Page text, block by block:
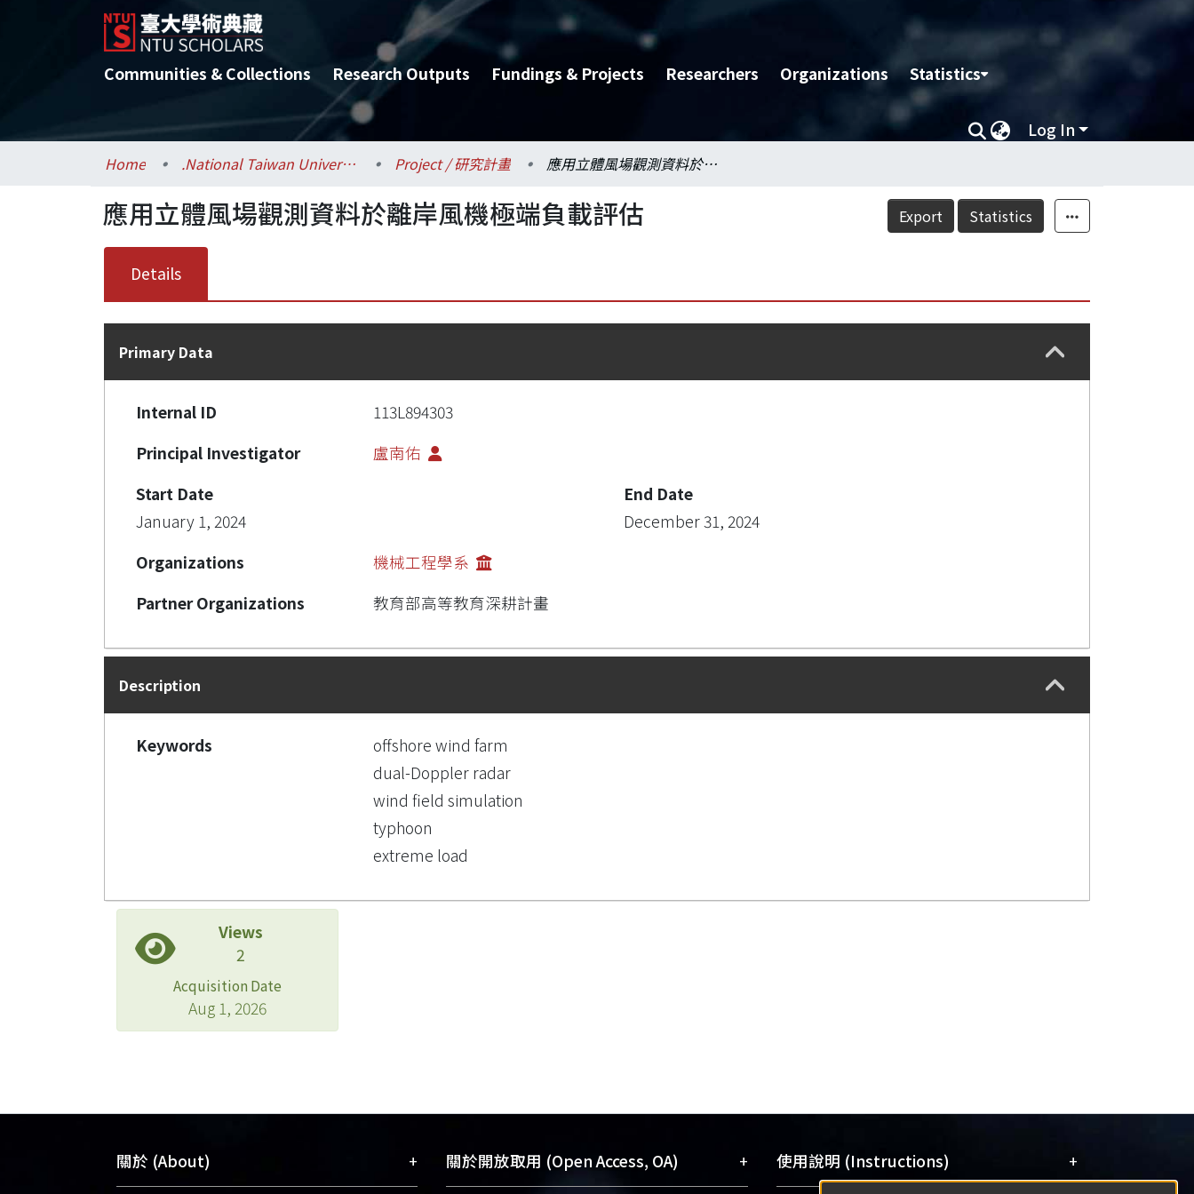
Communities & Collections Research Outputs Fundings & Projects Researchers Organizations Statistics
Log In
Home .National Taiwan University / 國立臺灣大學 Project / 研究計畫 應用立體風場觀測資料於離岸風機極端負載評估
Export Statistics
應用立體風場觀測資料於離岸風機極端負載評估
Details
Primary Data
Internal ID
113L894303
Principal Investigator
盧南佑
Start Date
January 1, 2024
End Date
December 31, 2024
Organizations
機械工程學系
Partner Organizations
教育部高等教育深耕計畫
Description
Keywords
offshore wind farm
dual-Doppler radar
wind field simulation
typhoon
extreme load
Views
2
Acquisition Date
Aug 1, 2026
關於 (About) + 關於開放取用 (Open Access, OA) + 使用說明 (Instructions) +